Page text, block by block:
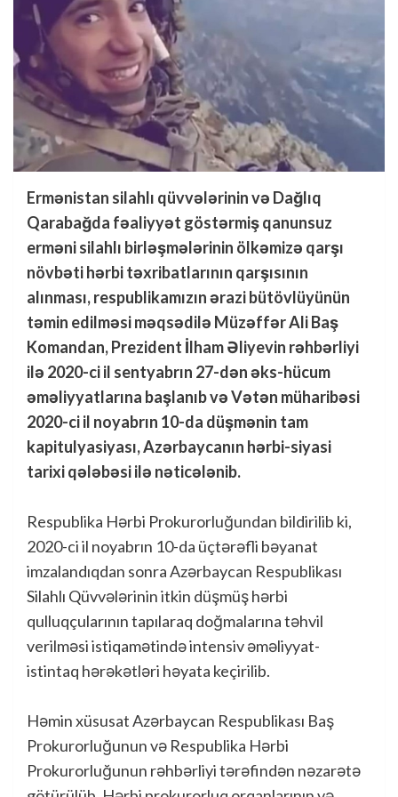
Ermənistan silahlı qüvvələrinin və Dağlıq
Qarabağda fəaliyyət göstərmiş qanunsuz
erməni silahlı birləşmələrinin ölkəmizə qarşı
növbəti hərbi təxribatlarının qarşısının
alınması, respublikamızın ərazi bütövlüyünün
təmin edilməsi məqsədilə Müzəffər Ali Baş
Komandan, Prezident İlham Əliyevin rəhbərliyi
ilə 2020-ci il sentyabrın 27-dən əks-hücum
əməliyyatlarına başlanıb və Vətən müharibəsi
2020-ci il noyabrın 10-da düşmənin tam
kapitulyasiyası, Azərbaycanın hərbi-siyasi
tarixi qələbəsi ilə nəticələnib.
Respublika Hərbi Prokurorluğundan bildirilib ki,
2020-ci il noyabrın 10-da üçtərəfli bəyanat
imzalandıqdan sonra Azərbaycan Respublikası
Silahlı Qüvvələrinin itkin düşmüş hərbi
qulluqçularının tapılaraq doğmalarına təhvil
verilməsi istiqamətində intensiv əməliyyat-
istintaq hərəkətləri həyata keçirilib.
Həmin xüsusat Azərbaycan Respublikası Baş
Prokurorluğunun və Respublika Hərbi
Prokurorluğunun rəhbərliyi tərəfindən nəzarətə